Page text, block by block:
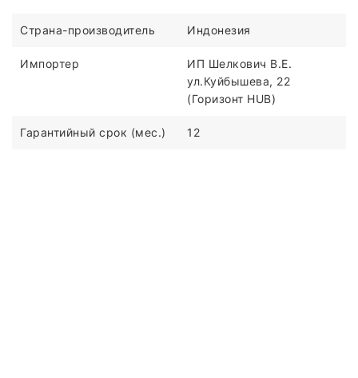
Страна-производитель Индонезия
Импортер
ИП Шелкович В.Е.
ул.Куйбышева, 22
(Горизонт HUB)
Гарантийный срок (мес.) 12